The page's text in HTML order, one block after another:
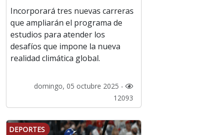
Incorporará tres nuevas carreras
que ampliarán el programa de
estudios para atender los
desafíos que impone la nueva
realidad climática global.
domingo, 05 octubre 2025 -
12093
DEPORTES